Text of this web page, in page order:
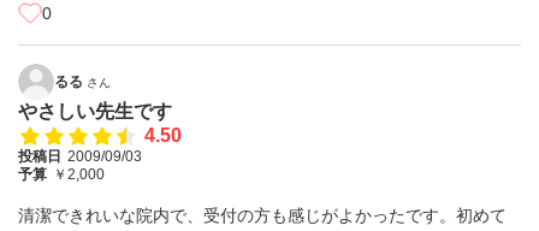
0
るる さん
やさしい先生です
4.50
投稿日 2009/09/03
予算 ￥2,000
清潔できれいな院内で、受付の方も感じがよかったです。初めて